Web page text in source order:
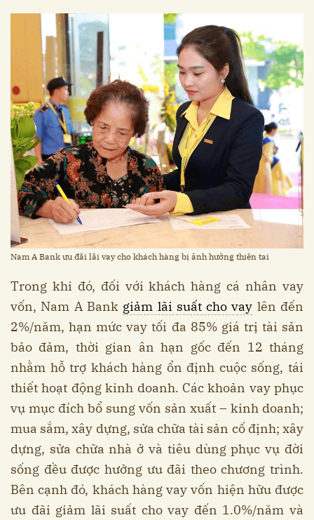
Nam A Bank ưu đãi lãi vay cho khách hàng bị ảnh hưởng thiên tai
Trong khi đó, đối với khách hàng cá nhân vay
vốn, Nam A Bank giảm lãi suất cho vay lên đến
2%/năm, hạn mức vay tối đa 85% giá trị tài sản
bảo đảm, thời gian ân hạn gốc đến 12 tháng
nhằm hỗ trợ khách hàng ổn định cuộc sống, tái
thiết hoạt động kinh doanh. Các khoản vay phục
vụ mục đích bổ sung vốn sản xuất – kinh doanh;
mua sắm, xây dựng, sửa chữa tài sản cố định; xây
dựng, sửa chữa nhà ở và tiêu dùng phục vụ đời
sống đều được hưởng ưu đãi theo chương trình.
Bên cạnh đó, khách hàng vay vốn hiện hữu được
ưu đãi giảm lãi suất cho vay đến 1.0%/năm và